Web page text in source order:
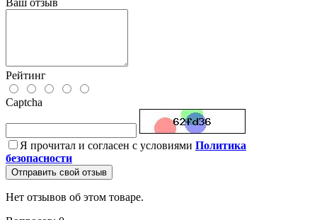
Ваш отзыв
Рейтинг
Captcha
Я прочитал и согласен с условиями Политика
безопасности
Отправить свой отзыв
Нет отзывов об этом товаре.